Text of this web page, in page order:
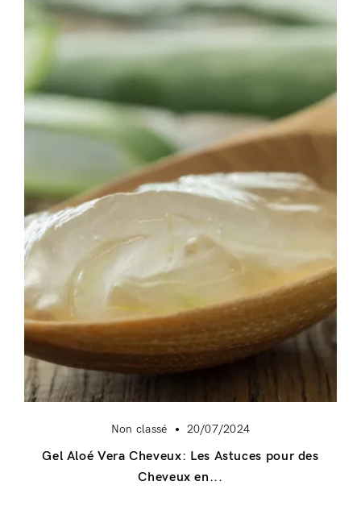
Se connecter
Non classé 20/07/2024
Gel Aloé Vera Cheveux: Les Astuces pour des
Cheveux en...